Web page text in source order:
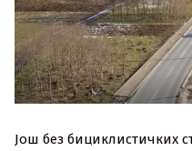
Још без бициклистичких